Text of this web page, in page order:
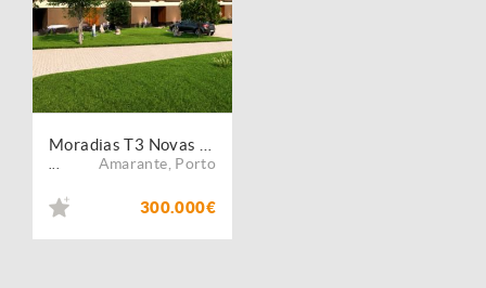
Amarante Porto
300.000€